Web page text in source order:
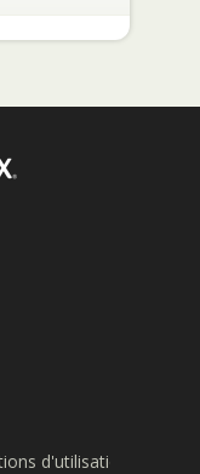
d'utilisation